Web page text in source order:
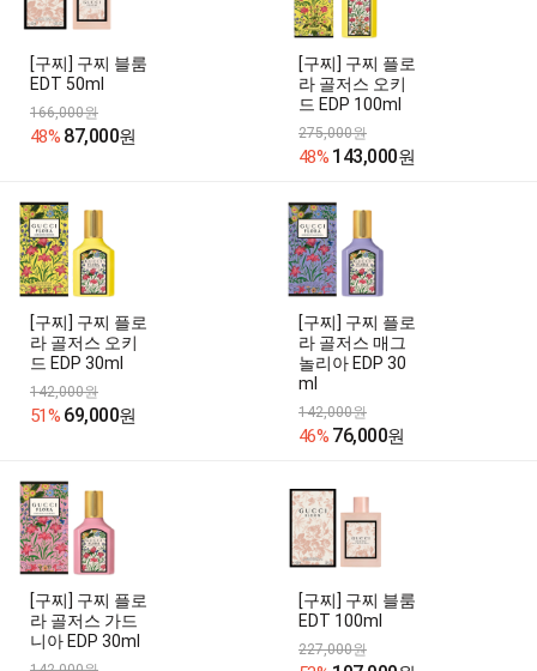
[구찌] 구찌 블룸
EDT 50ml
166,000원
48% 87,000원
[구찌] 구찌 플로
라 골저스 오키
드 EDP 100ml
275,000원
48% 143,000원
[구찌] 구찌 플로
라 골저스 오키
드 EDP 30ml
142,000원
51% 69,000원
[구찌] 구찌 플로
라 골저스 매그
놀리아 EDP 30
ml
142,000원
46% 76,000원
[구찌] 구찌 플로
라 골저스 가드
니아 EDP 30ml
[구찌] 구찌 블룸
EDT 100ml
227,000원